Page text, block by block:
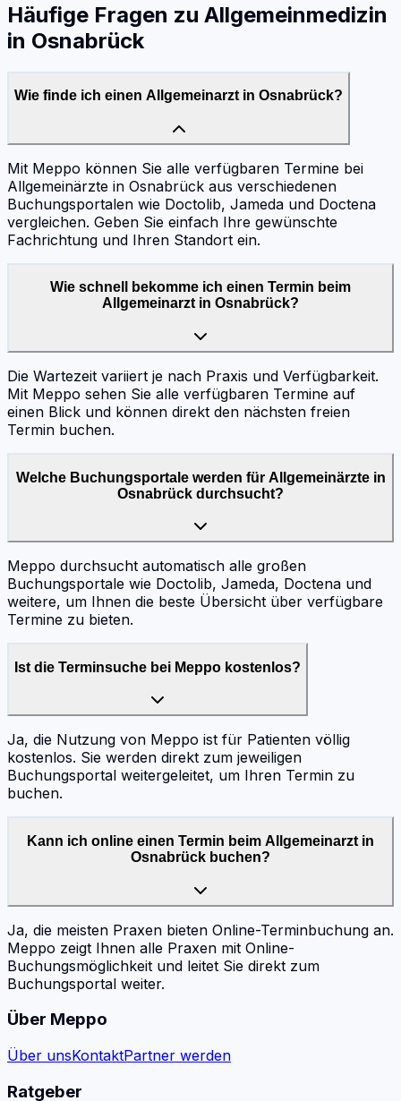
Häufige Fragen zu Allgemeinmedizin
in Osnabrück
Wie finde ich einen Allgemeinarzt in Osnabrück?
Mit Meppo können Sie alle verfügbaren Termine bei
Allgemeinärzte in Osnabrück aus verschiedenen
Buchungsportalen wie Doctolib, Jameda und Doctena
vergleichen. Geben Sie einfach Ihre gewünschte
Fachrichtung und Ihren Standort ein.
Wie schnell bekomme ich einen Termin beim
Allgemeinarzt in Osnabrück?
Die Wartezeit variiert je nach Praxis und Verfügbarkeit.
Mit Meppo sehen Sie alle verfügbaren Termine auf
einen Blick und können direkt den nächsten freien
Termin buchen.
Welche Buchungsportale werden für Allgemeinärzte in
Osnabrück durchsucht?
Meppo durchsucht automatisch alle großen
Buchungsportale wie Doctolib, Jameda, Doctena und
weitere, um Ihnen die beste Übersicht über verfügbare
Termine zu bieten.
Ist die Terminsuche bei Meppo kostenlos?
Ja, die Nutzung von Meppo ist für Patienten völlig
kostenlos. Sie werden direkt zum jeweiligen
Buchungsportal weitergeleitet, um Ihren Termin zu
buchen.
Kann ich online einen Termin beim Allgemeinarzt in
Osnabrück buchen?
Ja, die meisten Praxen bieten Online-Terminbuchung an.
Meppo zeigt Ihnen alle Praxen mit Online-
Buchungsmöglichkeit und leitet Sie direkt zum
Buchungsportal weiter.
Über Meppo
Über unsKontaktPartner werden
Ratgeber